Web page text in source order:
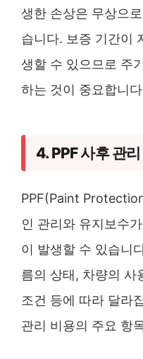
생한 손상은 무상으
습니다. 보증 기간이
생할 수 있으므로 주
하는 것이 중요합니
4. PPF 사후 관
PPF(Paint
인 관리와 유지보수
이 발생할 수 있습니
름의 상태, 차량의 사
조건 등에 따라 달라
관리 비용의 주요 항